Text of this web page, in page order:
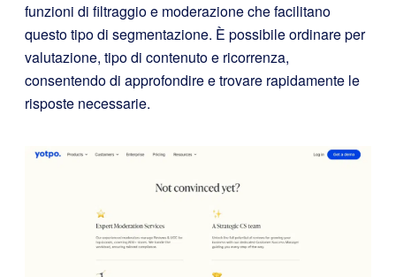
funzioni di filtraggio e moderazione che facilitano
questo tipo di segmentazione. È possibile ordinare per
valutazione, tipo di contenuto e ricorrenza,
consentendo di approfondire e trovare rapidamente le
risposte necessarie.